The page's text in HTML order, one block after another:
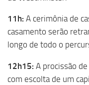
11h: A cerimônia de
casamento serão
longo de todo o
12h15: A procissão
com escolta de um